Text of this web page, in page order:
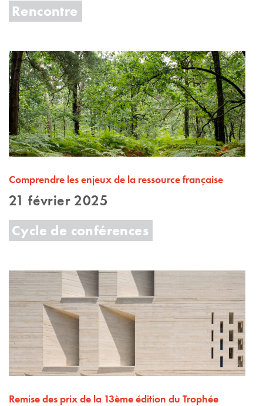
Rencontre
Comprendre les enjeux de la ressource française
21 février 2025
Cycle de conférences
Remise des prix de la 13ème édition du Trophée